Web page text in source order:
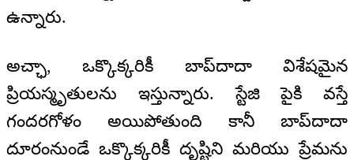
ఉన్నారు.
అచ్ఛా, ఒక్కొక్కరికీ బాప్‍దాదా విశేషమైన
ప్రియస్మృతులను ఇస్తున్నారు. స్టేజి పైకి వస్తే
గందరగోళం అయిపోతుంది కానీ బాప్‍దాదా
దూరంనుండే ఒక్కొక్కరికీ దృష్టిని మరియు ప్రేమను